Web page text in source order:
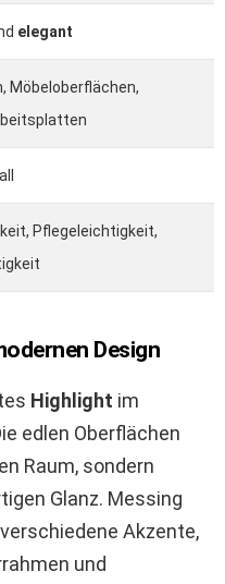
elegant
Möbeloberflächen,
Pflegeleichtigkeit,
Design
Highlight im
edlen Oberflächen
Raum, sondern
Glanz. Messing
Akzente,
und